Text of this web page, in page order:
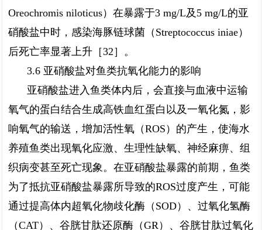
Oreochromis niloticus）在暴露于3 mg/L及5 mg/L的亚
硝酸盐中时，感染海豚链球菌（Streptococcus iniae）
后死亡率显著上升［32］。
3.6 亚硝酸盐对鱼类抗氧化能力的影响
亚硝酸盐进入鱼类体内后，会直接与血液中运输
氧气的蛋白结合生成高铁血红蛋白以及一氧化氮，影
响氧气的输送，增加活性氧（ROS）的产生，使海水
养殖鱼类出现氧化应激、生理性缺氧、神经麻痹、组
织病变甚至死亡现象。在亚硝酸盐暴露的前期，鱼类
为了抵抗亚硝酸盐暴露所导致的ROS过度产生，可能
通过提高体内超氧化物歧化酶（SOD）、过氧化氢酶
（CAT）、谷胱甘肽还原酶（GR）、谷胱甘肽过氧化